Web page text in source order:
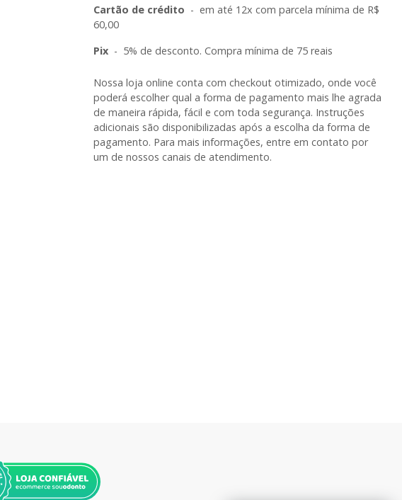
Cartão de crédito - em até 12x com parcela mínima de R$
60,00
Pix - 5% de desconto. Compra mínima de 75 reais
Nossa loja online conta com checkout otimizado, onde você
poderá escolher qual a forma de pagamento mais lhe agrada
de maneira rápida, fácil e com toda segurança. Instruções
adicionais são disponibilizadas após a escolha da forma de
pagamento. Para mais informações, entre em contato por
um de nossos canais de atendimento.